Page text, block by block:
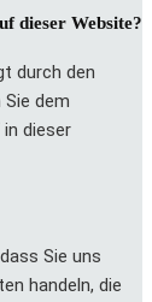
dieser Website?
durch den
dem
dieser
Sie uns
handeln, die